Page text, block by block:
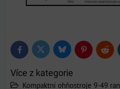
FacebookTwitter BlueskyPinterestReddit
Více z kategorie
Kompaktní ohňostroje 9-49 ran